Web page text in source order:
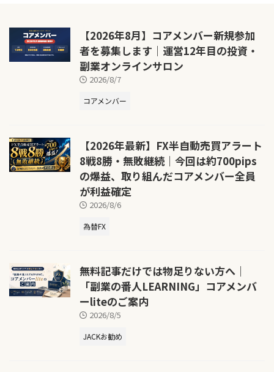
【2026年8月】コアメンバー新規参加
者を募集します｜運営12年目の投資・
副業オンラインサロン
2026/8/7
コアメンバー
【2026年最新】FX半自動売買アラート
8戦8勝・無敗継続｜今回は約700pips
の爆益、取り組んだコアメンバー全員
が利益確定
2026/8/6
為替FX
無料記事だけでは物足りない方へ｜
「副業の番人LEARNING」コアメンバ
ーliteのご案内
2026/8/5
JACKお勧め